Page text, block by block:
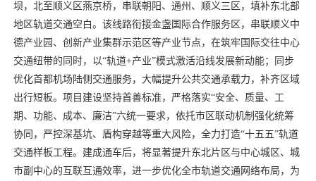
坝，北至顺义区燕京桥，串联朝阳、通州、顺义三区，填补东北部
地区轨道交通空白。该线路衔接金盏国际合作服务区，串联顺义中
德产业园、创新产业集群示范区等产业节点，在筑牢国际交往中心
交通纽带的同时，以“轨道+产业”模式激活沿线发展新动能；同步
优化首都机场陆侧交通服务，大幅提升公共交通承载力，补齐区域
出行短板。项目建设坚持首善标准，严格落实“安全、质量、工
期、功能、成本、廉洁”六统一要求，依托市区联动机制强化统筹
协同，严控深基坑、盾构穿越等重大风险，全力打造“十五五”轨道
交通样板工程。建成通车后，将显著提升东北片区与中心城区、城
市副中心的互联互通效率，进一步优化全市轨道交通网络布局，为